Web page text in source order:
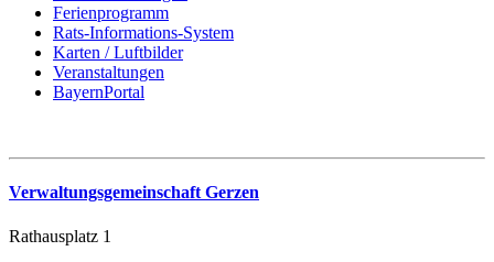
Ferienprogramm
Rats-Informations-System
Karten / Luftbilder
Veranstaltungen
BayernPortal
Verwaltungsgemeinschaft Gerzen
Rathausplatz 1